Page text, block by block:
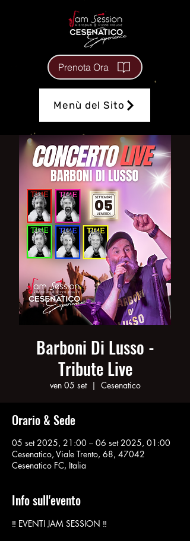
Menù del Sito
Prenota Ora
Barboni Di Lusso -
Tribute Live
ven 05 set
  |
Cesenatico
Orario & Sede
05 set 2025, 21:00 – 06 set 2025, 01:00
Cesenatico, Viale Trento, 68, 47042
Cesenatico FC, Italia
Info sull'evento
‼️ EVENTI JAM SESSION ‼️